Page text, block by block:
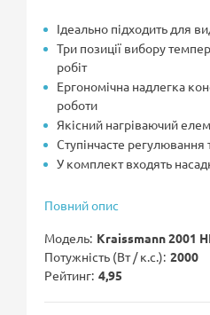
Ідеально підходить для
Три позиції вибору
робіт
Ергономічна надлегка
роботи
Якісний нагріваючий
Ступінчасте регулювання
У комплект входять
Повний опис
Модель Kraissmann 2001
Потужність (Вт / к.с.) 2000
Рейтинг 4,95